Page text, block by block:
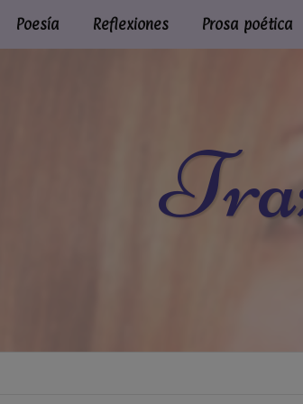
Poesía Reflexiones Prosa poética